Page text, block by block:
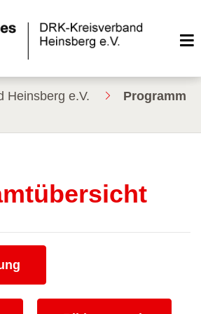
Heinsberg e.V. Programm
Fachbereiches aufrufen: